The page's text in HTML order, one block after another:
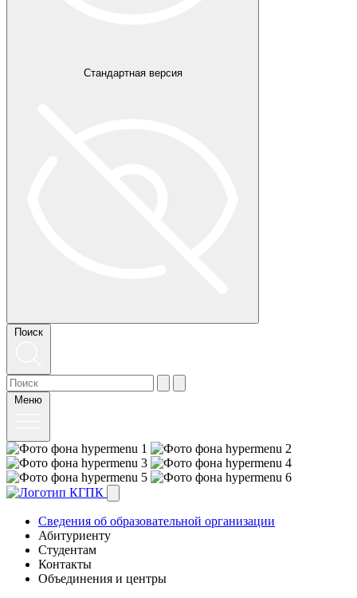
Стандартная версия
Поиск
Меню
Сведения об образовательной организации
Абитуриенту
Студентам
Контакты
Объединения и центры